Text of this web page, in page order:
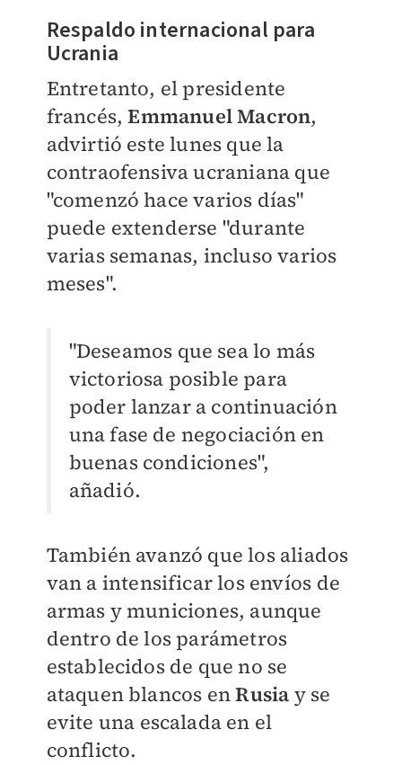
Respaldo internacional para
Ucrania
Entretanto, el presidente
francés,Emmanuel Macron,
advirtió este lunes que la
contraofensiva ucraniana que
"comenzó hace varios días"
puede extenderse "durante
varias semanas, incluso varios
meses".
"Deseamos que sea lo más
victoriosa posible para
poder lanzar a continuación
una fase de negociación en
buenas condiciones",
añadió.
También avanzó que los aliados
van a intensificar los envíos de
armas y municiones, aunque
dentro de los parámetros
establecidos de que no se
ataquen blancos enRusia y se
evite una escalada en el
conflicto.